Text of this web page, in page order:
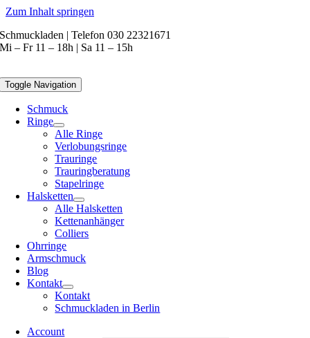
Zum Inhalt springen
Schmuckladen | Telefon 030 22321671
Mi – Fr 11 – 18h | Sa 11 – 15h
Toggle Navigation
Schmuck
Ringe
Alle Ringe
Verlobungsringe
Trauringe
Trauringberatung
Stapelringe
Halsketten
Alle Halsketten
Kettenanhänger
Colliers
Ohrringe
Armschmuck
Blog
Kontakt
Kontakt
Schmuckladen in Berlin
Account